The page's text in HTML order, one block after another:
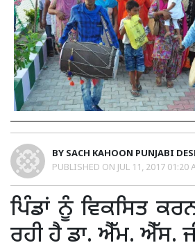
BY SACH KAHOON PUNJABI
PUBLISHED ON JUL 11, 2017 01:20
ਪਿੰਡਾਂ ਨੂੰ ਵਿਕਸਿਤ
ਰਹੀ ਹੈ ਡਾ. ਐੱਮ. ਐੱਸ.